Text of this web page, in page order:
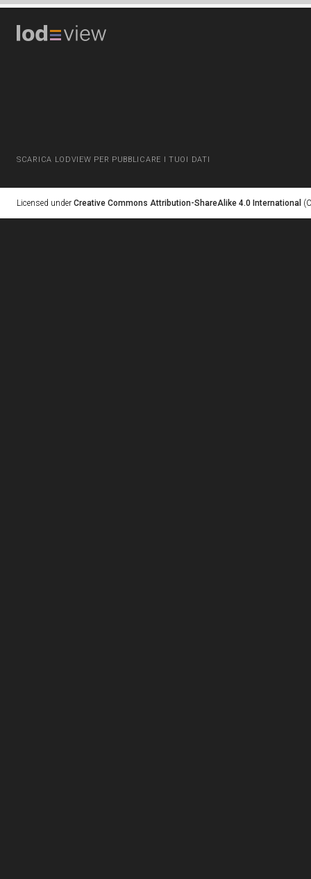
SCARICA LODVIEW PER PUBBLICARE I TUOI DATI
Licensed under Creative Commons Attribution-ShareAlike 4.0 International